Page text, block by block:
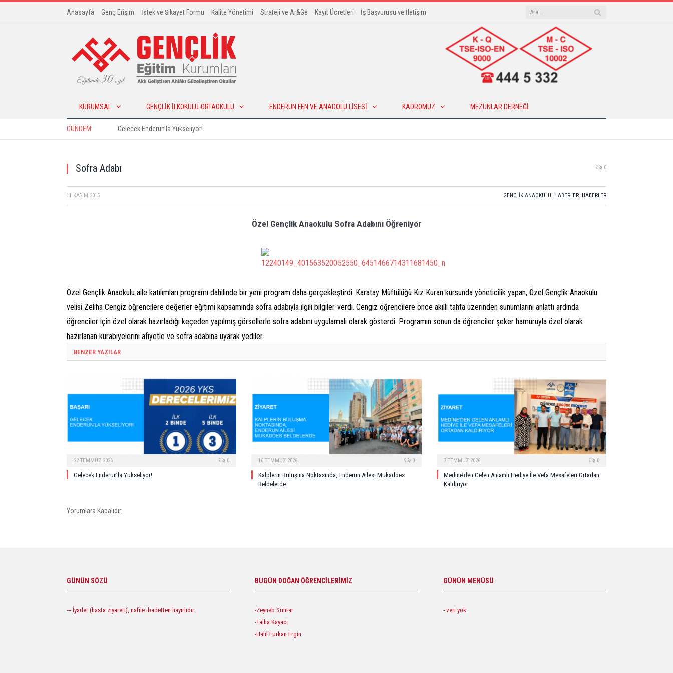
Anasayfa Genç Erişim İstek ve Şikayet Formu Kalite Yönetimi Strateji ve Ar&Ge Kayıt Ücretleri İş Başvurusu ve İletişim
KURUMSAL GENÇLIK İLKOKULU-ORTAOKULU ENDERUN FEN VE ANADOLU LISESI KADROMUZ MEZUNLAR DERNEĞI
GÜNDEM: Gelecek Enderun’la Yükseliyor!
Sofra Adabı 0
11 KASIM 2015 GENÇLIK ANAOKULU, HABERLER, HABERLER
Özel Gençlik Anaokulu Sofra Adabını Öğreniyor
Özel Gençlik Anaokulu aile katılımları programı dahilinde bir yeni program daha gerçekleştirdi. Karatay Müftülüğü Kız Kuran kursunda yöneticilik yapan, Özel Gençlik Anaokulu
velisi Zeliha Cengiz öğrencilere değerler eğitimi kapsamında sofra adabıyla ilgili bilgiler verdi. Cengiz öğrencilere önce akıllı tahta üzerinden sunumlarını anlattı ardında
öğrenciler için özel olarak hazırladığı keçeden yapılmış görsellerle sofra adabını uygulamalı olarak gösterdi. Programın sonun da öğrenciler şeker hamuruyla özel olarak
hazırlanan kurabiyelerini afiyetle ve sofra adabına uyarak yediler.
BENZER YAZILAR
22 TEMMUZ 2026 0
Gelecek Enderun’la Yükseliyor!
16 TEMMUZ 2026 0
Kalplerin Buluşma Noktasında, Enderun Ailesi Mukaddes
Beldelerde
7 TEMMUZ 2026 0
Medine’den Gelen Anlamlı Hediye İle Vefa Mesafeleri Ortadan
Kaldırıyor
Yorumlara Kapalıdır.
GÜNÜN SÖZÜ
--- İyadet (hasta ziyareti), nafile ibadetten hayırlıdır.
BUGÜN DOĞAN ÖĞRENCILERIMIZ
-Zeyneb Süntar
-Talha Kayaci
-Halil Furkan Ergin
GÜNÜN MENÜSÜ
- veri yok